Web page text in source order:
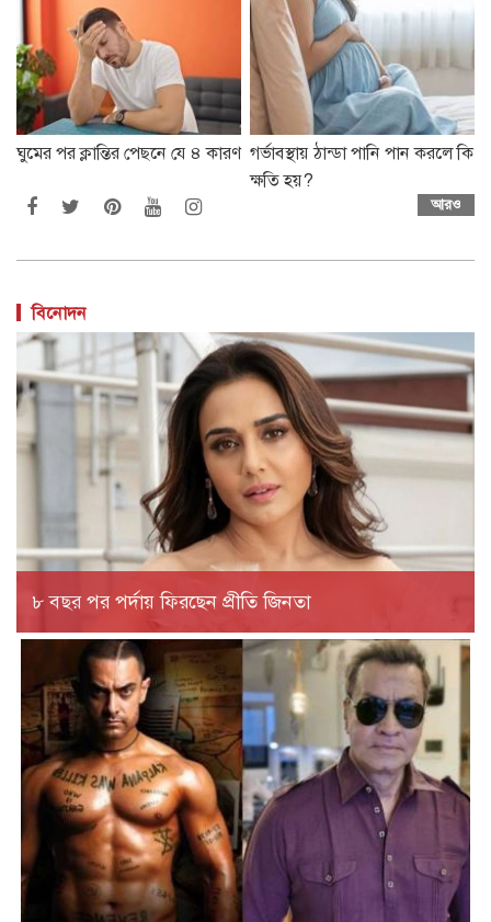
ঘুমের পর ক্লান্তির পেছনে যে ৪ কারণ গর্ভাবস্থায় ঠান্ডা পানি পান করলে কি
ক্ষতি হয়?
আরও
বিনোদন
৮ বছর পর পর্দায় ফিরছেন প্রীতি জিনতা